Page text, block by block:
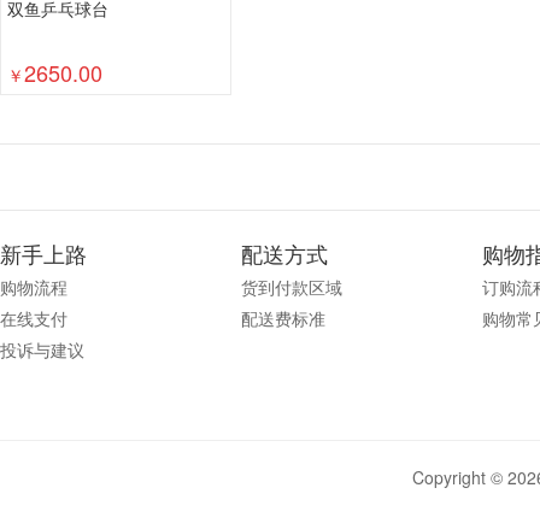
双鱼乒乓球台
￥2650.00
新手上路
购物流程
在线支付
投诉与建议
配送方式
货到付款区域
配送费标准
购物
订购流
购物常
Copyright ©